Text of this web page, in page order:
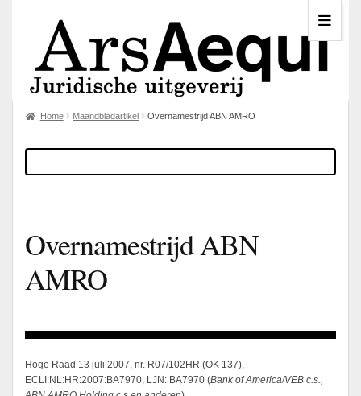
Home Maandbladartikel Overnamestrijd ABN AMRO
Overnamestrijd ABN
AMRO
Hoge Raad 13 juli 2007, nr. R07/102HR (OK 137),
ECLI:NL:HR:2007:BA7970, LJN: BA7970 (Bank of America/VEB c.s.,